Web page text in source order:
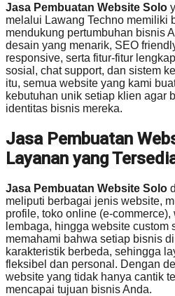
Jasa Pembuatan Website Solo
melalui Lawang Techno memiliki
mendukung pertumbuhan bisnis
desain yang menarik, SEO
responsive, serta fitur-fitur
sosial, chat support, dan sistem
itu, semua website yang kami
kebutuhan unik setiap klien agar
identitas bisnis mereka.
Jasa Pembuatan
Layanan yang
Jasa Pembuatan Website Solo
meliputi berbagai jenis website,
profile, toko online (e-
lembaga, hingga website custom
memahami bahwa setiap bisnis
karakteristik berbeda, sehingga
fleksibel dan personal. Dengan
website yang tidak hanya cantik
mencapai tujuan bisnis Anda.